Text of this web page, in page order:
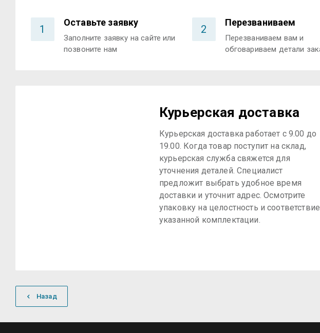
1
Оставьте заявку
Заполните заявку на сайте или
позвоните нам
2
Перезваниваем
Перезваниваем вам и
обговариваем детали
Курьерская доставка
Курьерская доставка работает с 9.00 до
19.00. Когда товар поступит на склад,
курьерская служба свяжется для
уточнения деталей. Специалист
предложит выбрать удобное время
доставки и уточнит адрес. Осмотрите
упаковку на целостность и соответствие
указанной комплектации.
Назад